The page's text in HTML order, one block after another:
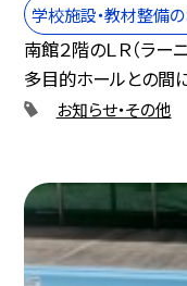
学校施設・教材整備
南館２階のＬＲ（ラー
多目的ホールとの間
お知らせ・その他